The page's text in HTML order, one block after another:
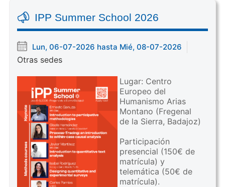
IPP Summer School 2026
Lun, 06-07-2026 hasta Mié, 08-07-2026
Otras sedes
Lugar: Centro
Europeo del
Humanismo Arias
Montano (Fregenal
de la Sierra, Badajoz)
Participación
presencial (150€ de
matrícula) y
telemática (50€ de
matrícula).